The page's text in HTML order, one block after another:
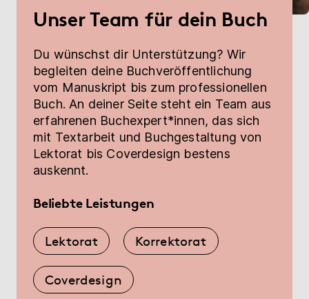
Unser Team für dein Buch
Du wünschst dir Unterstützung? Wir
begleiten deine Buchveröffentlichung
vom Manuskript bis zum professionellen
Buch. An deiner Seite steht ein Team aus
erfahrenen Buchexpert*innen, das sich
mit Textarbeit und Buchgestaltung von
Lektorat bis Coverdesign bestens
auskennt.
Beliebte Leistungen
Lektorat Korrektorat
Coverdesign